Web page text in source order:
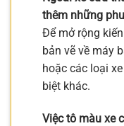
thêm những
Để mở rộng
bản vẽ về máy
hoặc các loại
biệt khác.
Việc tô màu xe